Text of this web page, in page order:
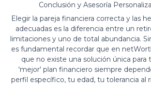
Conclusión y Asesoría
Elegir la pareja financiera correcta y las
adecuadas es la diferencia entre un
limitaciones y uno de total abundancia.
es fundamental recordar que en
que no existe una solución única para
'mejor' plan financiero siempre
perfil específico, tu edad, tu tolerancia al